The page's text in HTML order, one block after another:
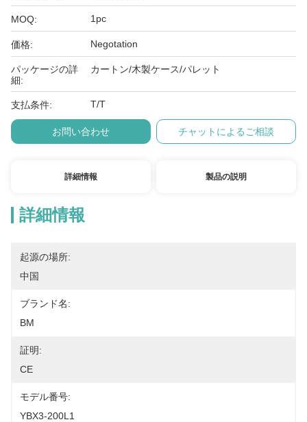
MOQ: 1pc
価格: Negotation
パッケージの詳
細:
カートン/木製ケース/パレット
支払条件: T/T
お問い合わせ チャットによるご相談
詳細情報 製品の説明
詳細情報
起源の場所:
中国
ブランド名:
BM
証明:
CE
モデル番号:
YBX3-200L1